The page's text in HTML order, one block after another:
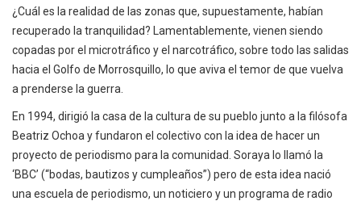
¿Cuál es la realidad de las zonas que, supuestamente, habían
recuperado la tranquilidad? Lamentablemente, vienen siendo
copadas por el microtráfico y el narcotráfico, sobre todo las salidas
hacia el Golfo de Morrosquillo, lo que aviva el temor de que vuelva
a prenderse la guerra.
En 1994, dirigió la casa de la cultura de su pueblo junto a la filósofa
Beatriz Ochoa y fundaron el colectivo con la idea de hacer un
proyecto de periodismo para la comunidad. Soraya lo llamó la
‘BBC’ (“bodas, bautizos y cumpleaños”) pero de esta idea nació
una escuela de periodismo, un noticiero y un programa de radio